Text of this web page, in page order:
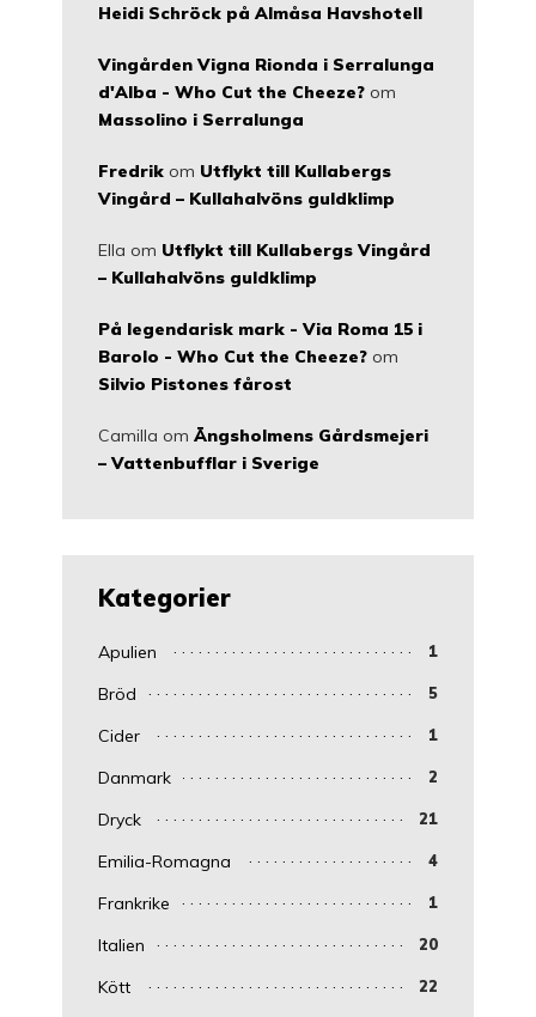
Heidi Schröck på Almåsa Havshotell
Vingården Vigna Rionda i Serralunga
d'Alba - Who Cut the Cheeze? om
Massolino i Serralunga
Fredrik om Utflykt till Kullabergs
Vingård – Kullahalvöns guldklimp
Ella om Utflykt till Kullabergs Vingård
– Kullahalvöns guldklimp
På legendarisk mark - Via Roma 15 i
Barolo - Who Cut the Cheeze? om
Silvio Pistones fårost
Camilla om Ängsholmens Gårdsmejeri
– Vattenbufflar i Sverige
Kategorier
Apulien 1
Bröd 5
Cider 1
Danmark 2
Dryck 21
Emilia-Romagna 4
Frankrike 1
Italien 20
Kött 22